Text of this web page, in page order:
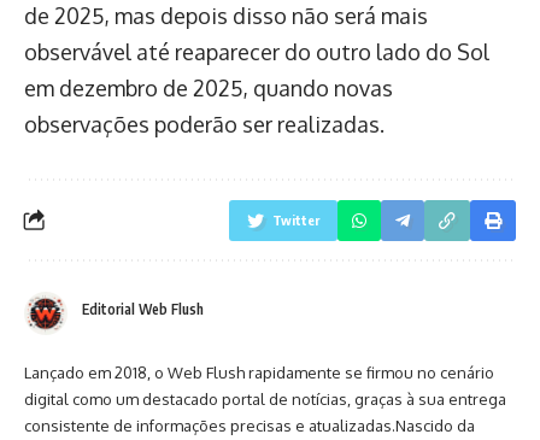
de 2025, mas depois disso não será mais
observável até reaparecer do outro lado do Sol
em dezembro de 2025, quando novas
observações poderão ser realizadas.
Twitter
Editorial Web Flush
Lançado em 2018, o Web Flush rapidamente se firmou no cenário
digital como um destacado portal de notícias, graças à sua entrega
consistente de informações precisas e atualizadas.Nascido da